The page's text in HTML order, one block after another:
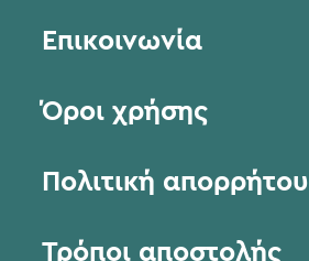
Επικοινωνία
Όροι χρήσης
Πολιτική απορρήτου
Τρόποι αποστολής